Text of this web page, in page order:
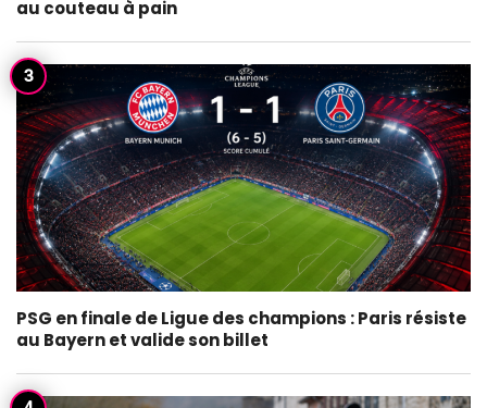
au couteau à pain
PSG en finale de Ligue des champions : Paris résiste
au Bayern et valide son billet